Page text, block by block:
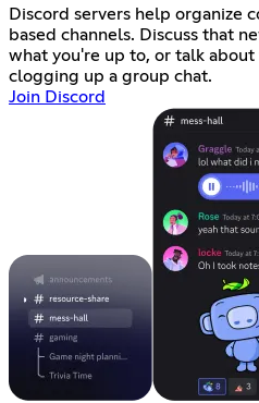
Discord servers help organize
based channels. Discuss that
what you're up to, or talk
clogging up a group chat.
Join Discord